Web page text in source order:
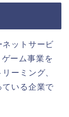
ネットサービ
ーム事業を
ーミング、
いる企業で